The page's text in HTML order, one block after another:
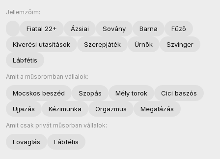
Jellemzőim:
Fiatal 22+ Ázsiai Sovány Barna
Fűző
Kiverési utasítások
Szerepjáték Úrnők
Szvinger
Lábfétis
Amit a műsoromban vállalok:
Mocskos beszéd Szopás Mély torok
Cici baszós
Ujjazás
Kézimunka Orgazmus Megalázás
Amit csak privát műsorban vállalok:
Lovaglás Lábfétis